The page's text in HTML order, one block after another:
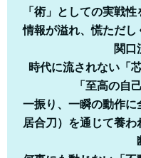
「術」としての実戦
情報が溢れ、慌ただし
関口
時代に流されない「
「至高の自
一振り、一瞬の動作
居合刀）を通じて養